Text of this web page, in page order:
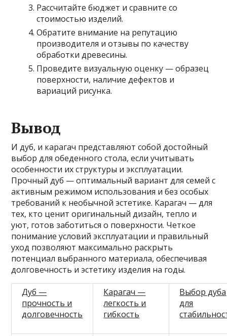
Рассчитайте бюджет и сравните со
стоимостью изделий.
Обратите внимание на репутацию
производителя и отзывы по качеству
обработки древесины.
Проведите визуальную оценку — образец
поверхности, наличие дефектов и
вариаций рисунка.
Вывод
И дуб, и карагач представляют собой достойный
выбор для обеденного стола, если учитывать
особенности их структуры и эксплуатации.
Прочный дуб — оптимальный вариант для семей с
активным режимом использования и без особых
требований к необычной эстетике. Карагач — для
тех, кто ценит оригинальный дизайн, тепло и
уют, готов заботиться о поверхности. Четкое
понимание условий эксплуатации и правильный
уход позволяют максимально раскрыть
потенциал выбранного материала, обеспечивая
долговечность и эстетику изделия на годы.
Дуб —
прочность и
долговечность
Карагач —
легкость и
гибкость
Выбор дуба
для